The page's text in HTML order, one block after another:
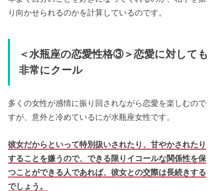
り向かせられるのかを計算しているのです。
＜水瓶座の恋愛性格③＞恋愛に対しても
非常にクール
多くの女性が感情に振り回されながら恋愛を楽しむので
すが、意外と冷めているにが水瓶座女性です。
彼女だからといって特別扱いされたり、甘やかされたり
することを嫌うので、できる限りイコールな関係性を保
つことができる人であれば、彼女との交際は長続きする
でしょう。